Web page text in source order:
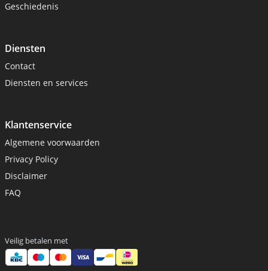
Geschiedenis
Diensten
Contact
Diensten en services
Klantenservice
Algemene voorwaarden
Privacy Policy
Disclaimer
FAQ
Veilig betalen met